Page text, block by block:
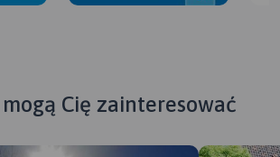
Cię zainteresować